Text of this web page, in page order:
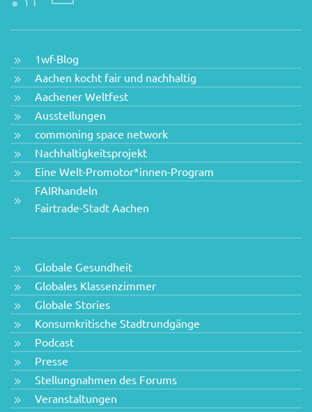
1wf-Blog
Aachen kocht fair und nachhaltig
Aachener Weltfest
Ausstellungen
commoning space network
Nachhaltigkeitsprojekt
Eine Welt-Promotor*innen-Program
FAIRhandeln
Fairtrade-Stadt Aachen
Globale Gesundheit
Globales Klassenzimmer
Globale Stories
Konsumkritische Stadtrundgänge
Podcast
Presse
Stellungnahmen des Forums
Veranstaltungen